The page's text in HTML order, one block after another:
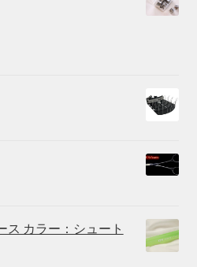
ス カラー：シュート